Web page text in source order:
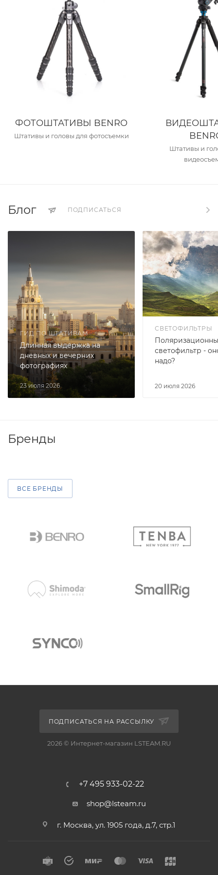
ФОТОШТАТИВЫ BENRO
Штативы и головы для фотосъемки
Штативы и
Блог ПОДПИСАТЬСЯ
ГИД ПО ШТАТИВАМ
23 июля 2026
Длинная выдержка на
дневных и вечерних
фотографиях
СВЕТОФИЛЬТРЫ
20 июля 2026
светофильтр -
надо?
Бренды
ВСЕ БРЕНДЫ
ПОДПИСАТЬСЯ НА РАССЫЛКУ
2026 © Интернет-магазин LSTEAM.RU
+7 495 933-02-22
shop@lsteam.ru
г. Москва, ул. 1905 года, д.7, стр.1